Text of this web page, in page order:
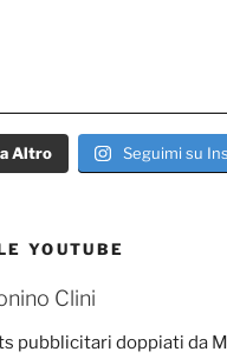
Altro Seguimi su
YOUTUBE
Clini
pubblicitari doppiati da